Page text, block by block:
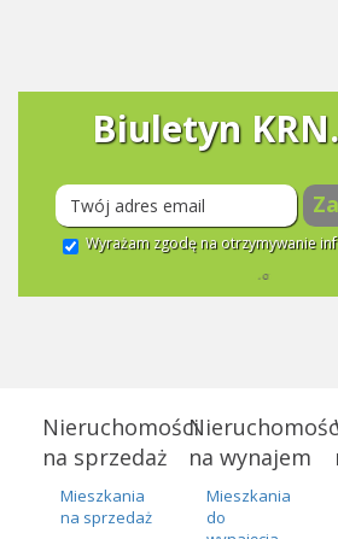
Biuletyn
Wyrażam zgodę na otrzymywanie
Nieruchomości
na sprzedaż
Mieszkania
na sprzedaż
na wynajem
Mieszkania
do